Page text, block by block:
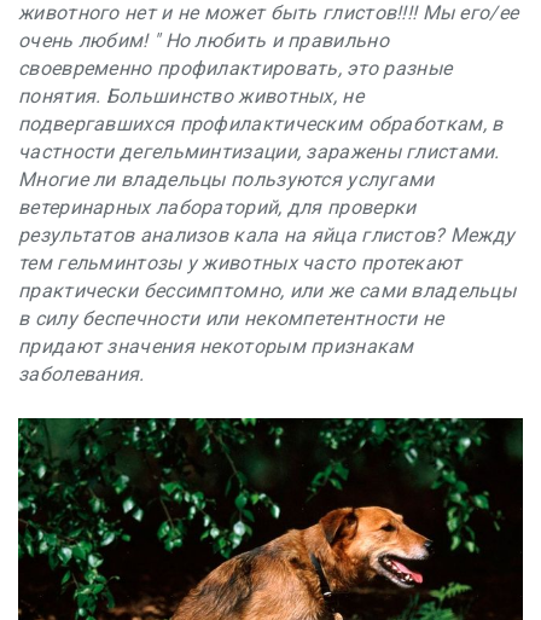
животного нет и не может быть глистов!!!! Мы его/ее
очень любим! " Но любить и правильно
своевременно профилактировать, это разные
понятия. Большинство животных, не
подвергавшихся профилактическим обработкам, в
частности дегельминтизации, заражены глистами.
Многие ли владельцы пользуются услугами
ветеринарных лабораторий, для проверки
результатов анализов кала на яйца глистов? Между
тем гельминтозы у животных часто протекают
практически бессимптомно, или же сами владельцы
в силу беспечности или некомпетентности не
придают значения некоторым признакам
заболевания.